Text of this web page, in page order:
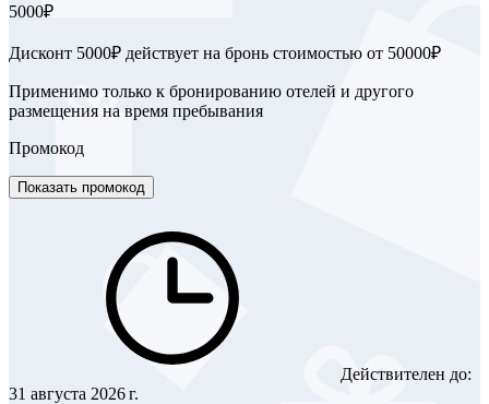
5000₽
Дисконт 5000₽ действует на бронь стоимостью от 50000₽
Применимо только к бронированию отелей и другого
размещения на время пребывания
Промокод
Показать промокод
Действителен до:
31 августа 2026 г.